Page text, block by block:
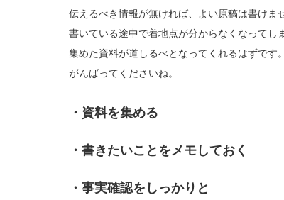
伝えるべき情報が無ければ、よい原稿は書けま
書いている途中で着地点が分からなくなってし
集めた資料が道しるべとなってくれるはずです。
がんばってくださいね。
・資料を集める
・書きたいことをメモしておく
・事実確認をしっかりと